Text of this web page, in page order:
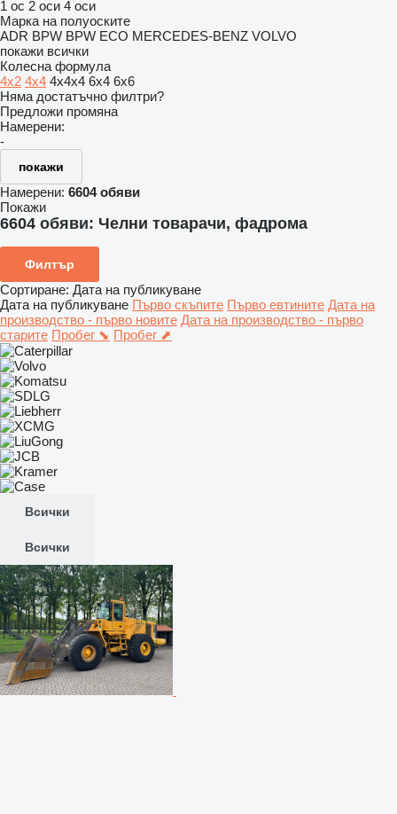
1 ос 2 оси 4 оси
Марка на полуоските
ADR BPW BPW ECO MERCEDES-BENZ VOLVO
покажи всички
Колесна формула
4x2 4x4 4x4x4 6x4 6x6
Няма достатъчно филтри?
Предложи промяна
Намерени:
-
покажи
Намерени: 6604 обяви
Покажи
6604 обяви: Челни товарачи, фадрома
Филтър
Сортиране: Дата на публикуване
Дата на публикуване Първо скъпите Първо евтините Дата на
производство - първо новите Дата на производство - първо
старите Пробег ⬊ Пробег ⬈
Всички
Всички